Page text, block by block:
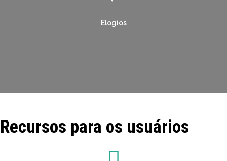
Elogios
Recursos para os usuários